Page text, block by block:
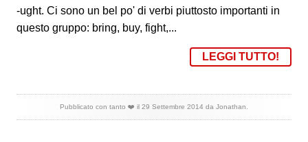
-ught. Ci sono un bel po' di verbi piuttosto importanti in
questo gruppo: bring, buy, fight,...
LEGGI TUTTO!
Pubblicato con tanto ❤️ il 29 Settembre 2014 da Jonathan